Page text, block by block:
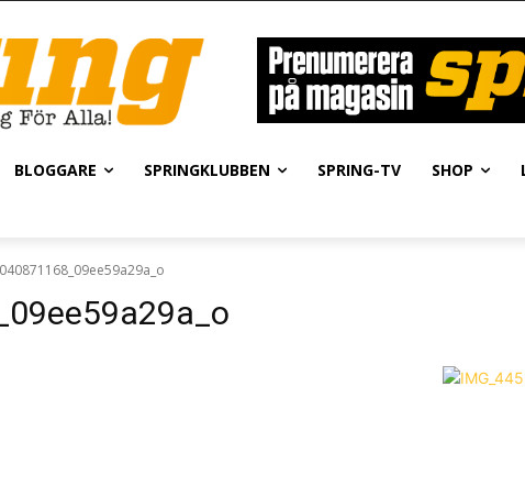
BLOGGARE SPRINGKLUBBEN SPRING-TV SHOP